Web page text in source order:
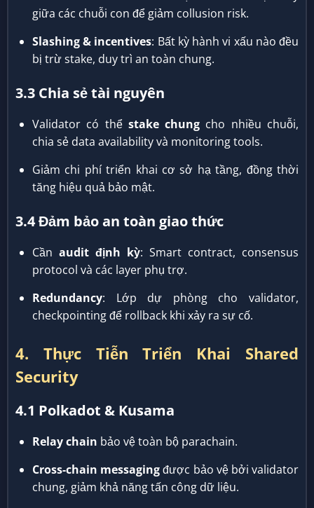
giữa các chuỗi con để giảm collusion risk.
Slashing & incentives: Bất kỳ hành vi xấu nào đều
bị trừ stake, duy trì an toàn chung.
3.3 Chia sẻ tài nguyên
Validator có thể stake chung cho nhiều chuỗi,
chia sẻ data availability và monitoring tools.
Giảm chi phí triển khai cơ sở hạ tầng, đồng thời
tăng hiệu quả bảo mật.
3.4 Đảm bảo an toàn giao thức
Cần audit định kỳ: Smart contract, consensus
protocol và các layer phụ trợ.
Redundancy: Lớp dự phòng cho validator,
checkpointing để rollback khi xảy ra sự cố.
4. Thực Tiễn Triển Khai Shared
Security
4.1 Polkadot & Kusama
Relay chain bảo vệ toàn bộ parachain.
Cross-chain messagingđược bảo vệ bởi validator
chung, giảm khả năng tấn công dữ liệu.